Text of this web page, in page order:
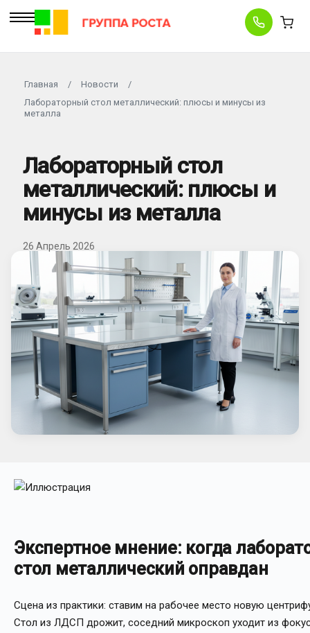
Главная / Новости
/
Лабораторный стол металлический: плюсы и минусы из
металла
Лабораторный стол
металлический: плюсы и
минусы из металла
26 Апрель 2026
Экспертное мнение: когда
стол металлический оправдан
Сцена из практики: ставим на рабочее место новую
Стол из ЛДСП дрожит, соседний микроскоп уходит из